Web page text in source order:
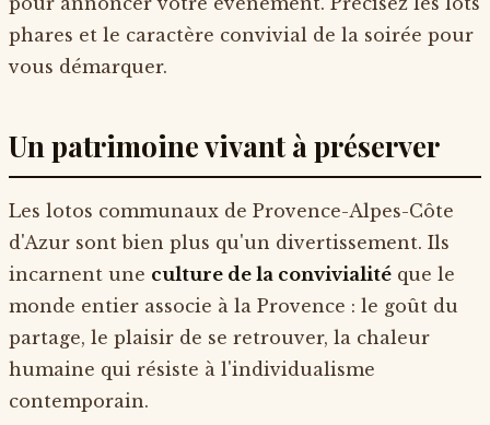
phares et le caractère convivial de la soirée pour
vous démarquer.
Un patrimoine vivant à préserver
Les lotos communaux de Provence-Alpes-Côte
d'Azur sont bien plus qu'un divertissement. Ils
incarnent une culture de la convivialité que le
monde entier associe à la Provence : le goût du
partage, le plaisir de se retrouver, la chaleur
humaine qui résiste à l'individualisme
contemporain.